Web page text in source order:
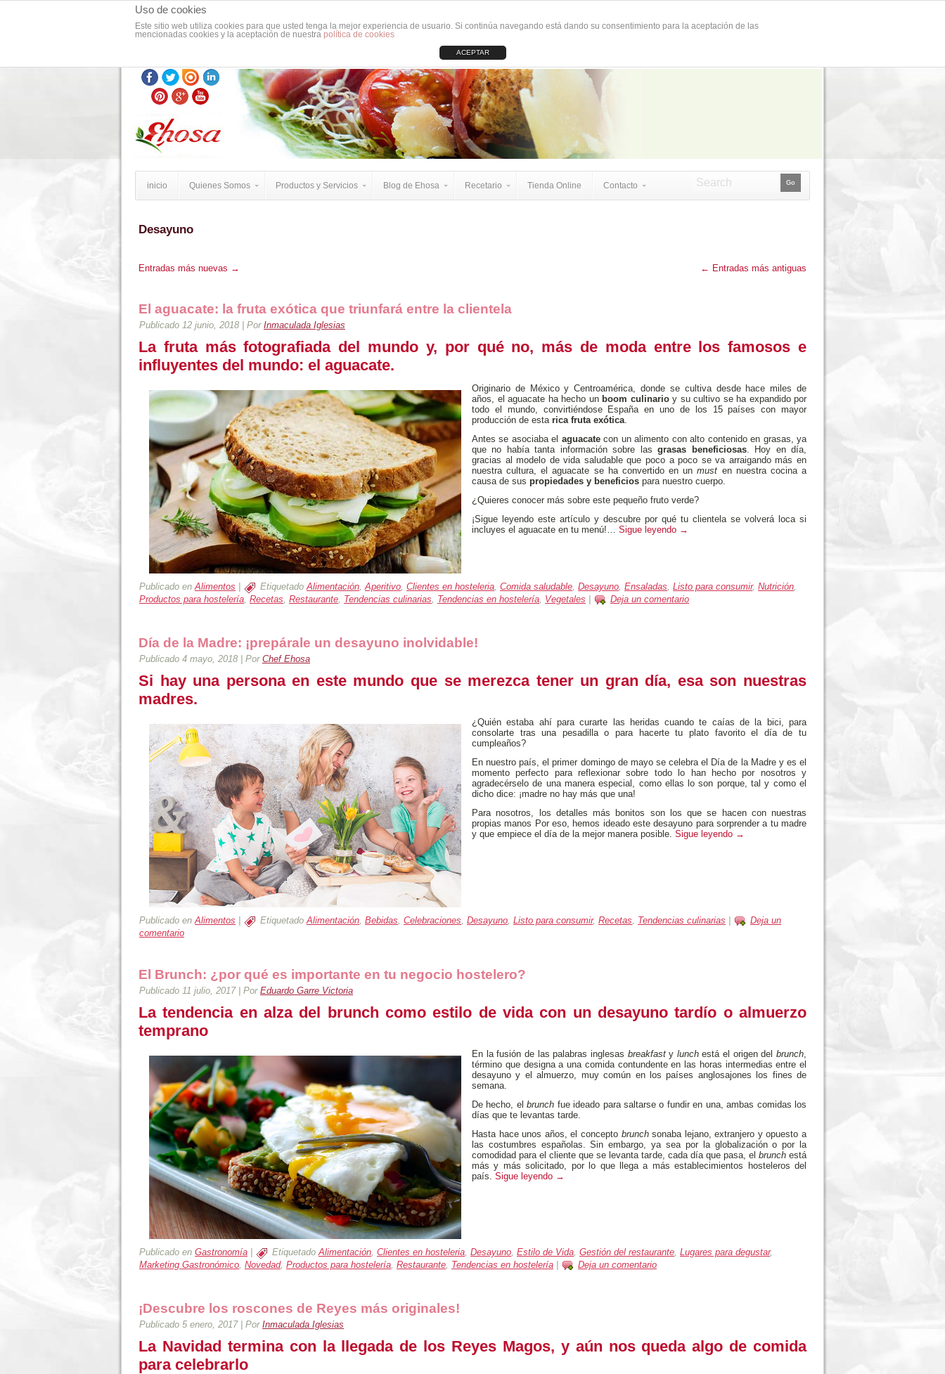
Uso de cookies
Este sitio web utiliza cookies para que usted tenga la mejor experiencia de usuario. Si continúa navegando está dando su consentimiento para la aceptación de las
mencionadas cookies y la aceptación de nuestra política de cookies
ACEPTAR
inicio Quienes Somos Productos y Servicios Blog de Ehosa Recetario Tienda Online Contacto
Desayuno
Entradas más nuevas → ← Entradas más antiguas
El aguacate: la fruta exótica que triunfará entre la clientela
Publicado 12 junio, 2018 Por Inmaculada Iglesias
La fruta más fotografiada del mundo y, por qué no, más de moda entre los famosos e
influyentes del mundo: el aguacate.
Originario de México y Centroamérica, donde se cultiva desde hace miles de
años, el aguacate ha hecho un boom culinarioy su cultivo se ha expandido por
todo el mundo, convirtiéndose España en uno de los 15 países con mayor
producción de estarica fruta exótica.
Antes se asociaba el aguacatecon un alimento con alto contenido en grasas, ya
que no había tanta información sobre lasgrasas beneficiosas. Hoy en día,
gracias al modelo de vida saludable que poco a poco se va arraigando más en
nuestra cultura, el aguacate se ha convertido en un must en nuestra cocina a
causa de sus propiedades y beneficios para nuestro cuerpo.
¿Quieres conocer más sobre este pequeño fruto verde?
¡Sigue leyendo este artículo y descubre por qué tu clientela se volverá loca si
incluyes el aguacate en tu menú!… Sigue leyendo →
Publicado en Alimentos Etiquetado Alimentación,Aperitivo, Clientes en hosteleria, Comida saludable, Desayuno, Ensaladas, Listo para consumir, Nutrición,
Productos para hostelería, Recetas, Restaurante, Tendencias culinarias, Tendencias en hostelería, Vegetales Deja un comentario
Día de la Madre: ¡prepárale un desayuno inolvidable!
Publicado 4 mayo, 2018 Por Chef Ehosa
Si hay una persona en este mundo que se merezca tener un gran día, esa son nuestras
madres.
¿Quién estaba ahí para curarte las heridas cuando te caías de la bici, para
consolarte tras una pesadilla o para hacerte tu plato favorito el día de tu
cumpleaños?
En nuestro país, el primer domingo de mayo se celebra el Día de la Madre y es el
momento perfecto para reflexionar sobre todo lo han hecho por nosotros y
agradecérselo de una manera especial, como ellas lo son porque, tal y como el
dicho dice: ¡madre no hay más que una!
Para nosotros, los detalles más bonitos son los que se hacen con nuestras
propias manos Por eso, hemos ideado este desayuno para sorprender a tu madre
y que empiece el día de la mejor manera posible. Sigue leyendo →
Publicado en Alimentos Etiquetado Alimentación, Bebidas, Celebraciones, Desayuno, Listo para consumir, Recetas, Tendencias culinarias
Deja un
comentario
El Brunch: ¿por qué es importante en tu negocio hostelero?
Publicado 11 julio, 2017| Por Eduardo Garre Victoria
La tendencia en alza del brunch como estilo de vida con un desayuno tardío o almuerzo
temprano
En la fusión de las palabras inglesas breakfasty lunchestá el origen delbrunch,
término que designa a una comida contundente en las horas intermedias entre el
desayuno y el almuerzo, muy común en los países anglosajones los fines de
semana.
De hecho, elbrunch fue ideado para saltarse o fundir en una, ambas comidas los
días que te levantas tarde.
Hasta hace unos años, el concepto brunchsonaba lejano, extranjero y opuesto a
las costumbres españolas. Sin embargo, ya sea por la globalización o por la
comodidad para el cliente que se levanta tarde, cada día que pasa, el brunchestá
más y más solicitado, por lo que llega a más establecimientos hosteleros del
país. Sigue leyendo →
Publicado en Gastronomía Etiquetado Alimentación, Clientes en hosteleria, Desayuno, Estilo de Vida, Gestión del restaurante, Lugares para degustar,
Marketing Gastronómico, Novedad, Productos para hostelería, Restaurante, Tendencias en hostelería Deja un comentario
¡Descubre los roscones de Reyes más originales!
Publicado 5 enero, 2017| Por Inmaculada Iglesias
La Navidad termina con la llegada de los Reyes Magos, y aún nos queda algo de comida
para celebrarlo